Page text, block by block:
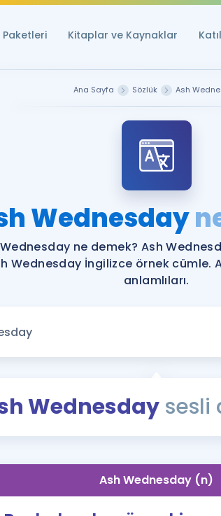
Paketleri Kitaplar ve Kaynaklar
Ana Sayfa Sözlük Ash
Wednesday
ne demek? Ash
Wednesday İngilizce örnek cümle.
anlamlıları.
Wednesdaysesli
Ash Wednesday (n)